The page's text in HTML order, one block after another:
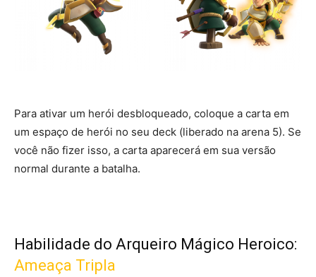
Para ativar um herói desbloqueado, coloque a carta em
um espaço de herói no seu deck (liberado na arena 5). Se
você não fizer isso, a carta aparecerá em sua versão
normal durante a batalha.
Habilidade do Arqueiro Mágico Heroico:
Ameaça Tripla